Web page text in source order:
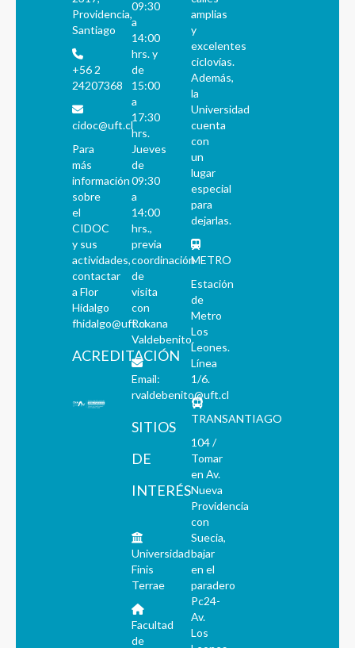
Providencia,
Santiago
+56 2
24207368
cidoc@uft.cl
Para
más
información
sobre
el
CIDOC
y sus
actividades,
contactar
a Flor
Hidalgo
fhidalgo@uft.cl
ACREDITACIÓN
09:30
a
14:00
hrs. y
de
15:00
a
17:30
hrs.
Jueves
de
09:30
a
14:00
hrs.,
previa
coordinación
de
visita
con
Roxana
Valdebenito.
Email:
rvaldebenito@uft.cl
SITIOS
DE
INTERÉS
Universidad
Finis
Terrae
Facultad
de
amplias
y
excelentes
ciclovías.
Además,
la
Universidad
cuenta
con
un
lugar
especial
para
dejarlas.
METRO
Estación
de
Metro
Los
Leones.
Línea
1/6.
TRANSANTIAGO
104 /
Tomar
en Av.
Nueva
Providencia
con
Suecia,
bajar
en el
paradero
Pc24-
Av.
Los